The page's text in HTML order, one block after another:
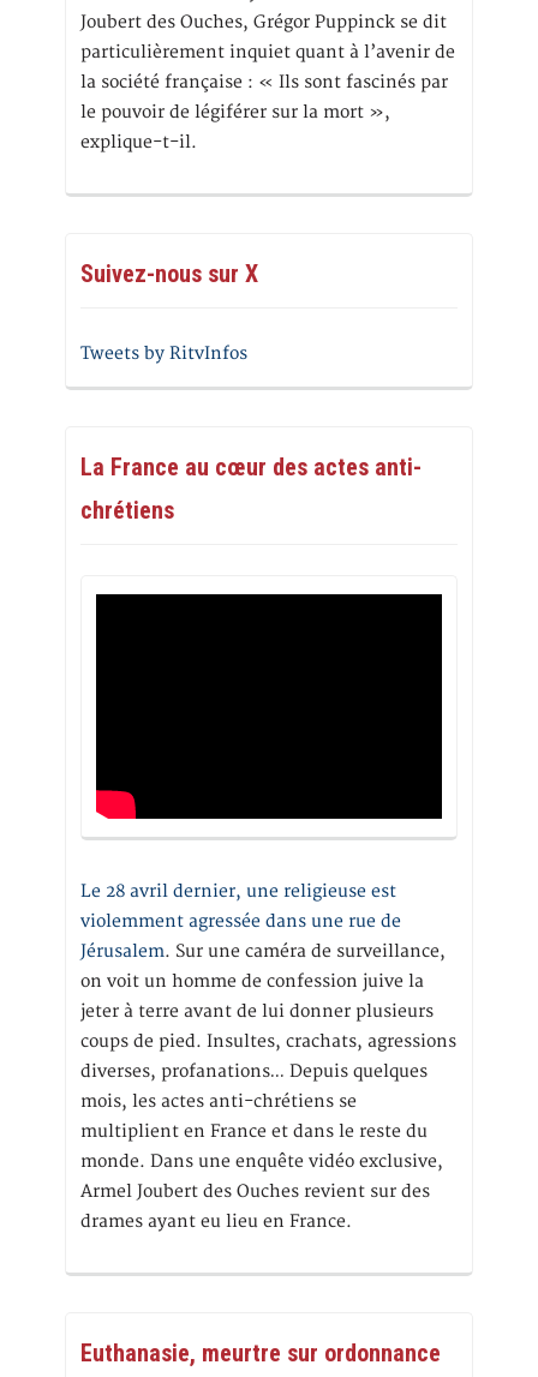
Joubert des Ouches, Grégor Puppinck se dit
particulièrement inquiet quant à l’avenir de
la société française : « Ils sont fascinés par
le pouvoir de légiférer sur la mort »,
explique-t-il.
Suivez-nous sur X
Tweets by RitvInfos
La France au cœur des actes anti-
chrétiens
Le 28 avril dernier, une religieuse est
violemment agressée dans une rue de
Jérusalem. Sur une caméra de surveillance,
on voit un homme de confession juive la
jeter à terre avant de lui donner plusieurs
coups de pied. Insultes, crachats, agressions
diverses, profanations… Depuis quelques
mois, les actes anti-chrétiens se
multiplient en France et dans le reste du
monde. Dans une enquête vidéo exclusive,
Armel Joubert des Ouches revient sur des
drames ayant eu lieu en France.
Euthanasie, meurtre sur ordonnance